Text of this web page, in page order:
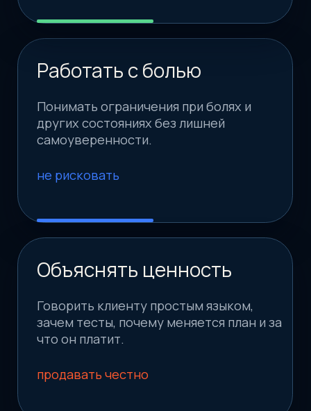
Выполняете задания, разбираете
применять материал в работе.
Проходите симуляторы сложных случаев:
выбираете действия, видите последствия и
учитесь думать.
После оплаты открывается личный кабинет
с материалами, чатом, заданиями и логикой
прохождения курса.
Изучаете авторские видеоуроки, методички
и тесты по телу: от стопы до головы и
сложных связей.